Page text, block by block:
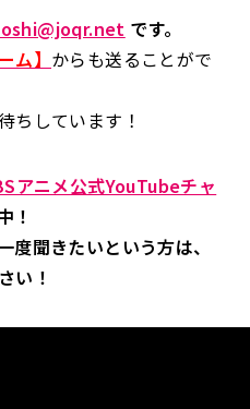
です。
ム】 からも送ることがで
ちしています！
アニメ公式YouTubeチャ
！
度聞きたいという方は、
い！